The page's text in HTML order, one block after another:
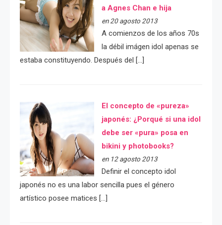
a Agnes Chan e hija
en 20 agosto 2013
A comienzos de los años 70s
la débil imágen idol apenas se
estaba constituyendo. Después del […]
El concepto de «pureza»
japonés: ¿Porqué si una idol
debe ser «pura» posa en
bikini y photobooks?
en 12 agosto 2013
Definir el concepto idol
japonés no es una labor sencilla pues el género
artístico posee matices […]